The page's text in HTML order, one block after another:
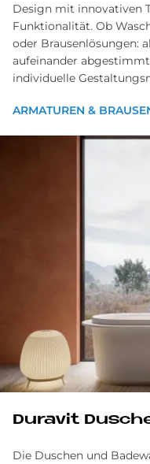
Design mit innovativen
Funktionalität. Ob
oder Brausenlösungen:
aufeinander
individuelle
ARMATUREN &
Du­ra­vit
Die Duschen und